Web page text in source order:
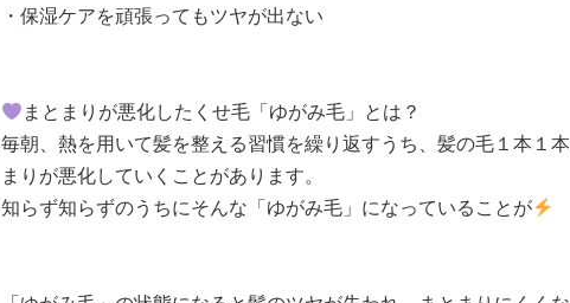
・保湿ケアを頑張ってもツヤが出ない
まとまりが悪化したくせ毛「ゆがみ毛」とは？
毎朝、熱を用いて髪を整える習慣を繰り返すうち、髪の毛１本１
まりが悪化していくことがあります。
知らず知らずのうちにそんな「ゆがみ毛」になっていることが